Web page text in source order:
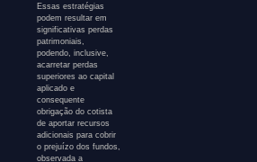
Essas estratégias
podem resultar em
significativas perdas
patrimoniais,
podendo, inclusive,
acarretar perdas
superiores ao capital
aplicado e
consequente
obrigação do cotista
de aportar recursos
adicionais para cobrir
o prejuízo dos fundos,
observada a